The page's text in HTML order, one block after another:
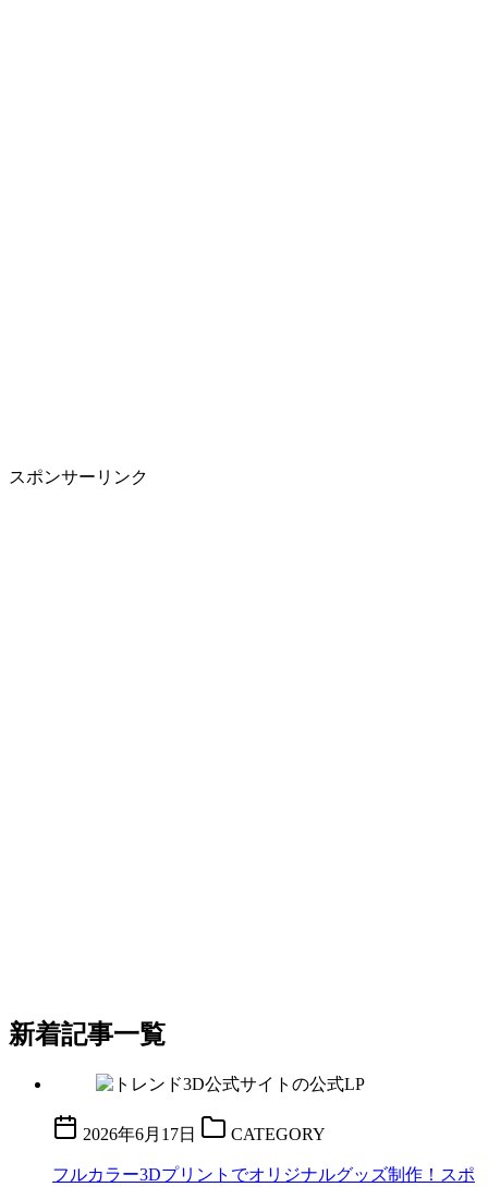
スポンサーリンク
新着記事一覧
2026年6月17日 CATEGORY
フルカラー3Dプリントでオリジナルグッズ制作！スポ